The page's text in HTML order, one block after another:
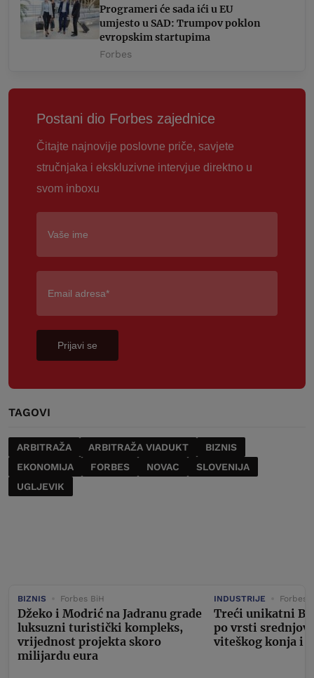
Programeri će sada ići u EU
umjesto u SAD: Trumpov poklon
evropskim startupima
Forbes
Postani dio Forbes zajednice
Čitajte najnovije poslovne priče, savjete
stručnjaka i ekskluzivne intervjue direktno u
svom inboxu
Prijavi se
TAGOVI
ARBITRAŽA ARBITRAŽA VIADUKT
BIZNIS
EKONOMIJA
FORBES NOVAC
SLOVENIJA
UGLJEVIK
BIZNIS Forbes BiH
Džeko i Modrić na Jadranu grade
luksuzni turistički kompleks,
vrijednost projekta skoro
milijardu eura
INDUSTRIJE Forbes
Treći unikatni
po vrsti
viteškog konja i